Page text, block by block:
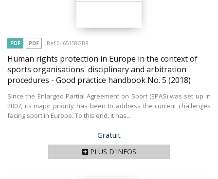
PDF PDF Ref 0465158GBR
Human rights protection in Europe in the context of
sports organisations' disciplinary and arbitration
procedures - Good practice handbook No. 5 (2018)
Since the Enlarged Partial Agreement on Sport (EPAS) was set up in
2007, its major priority has been to address the current challenges
facing sport in Europe. To this end, it has...
Prix
Gratuit
PLUS D'INFOS